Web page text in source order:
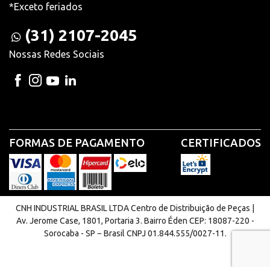
*Exceto feriados
(31) 2107-2045
Nossas Redes Sociais
FORMAS DE PAGAMENTO CERTIFICADOS
CNH INDUSTRIAL BRASIL LTDA Centro de Distribuição de Peças |
Av. Jerome Case, 1801, Portaria 3. Bairro Éden CEP: 18087-220 -
Sorocaba - SP − Brasil CNPJ 01.844.555/0027-11.